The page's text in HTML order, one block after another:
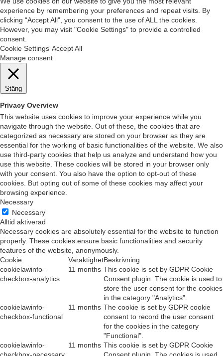
experience by remembering your preferences and repeat visits. By
clicking “Accept All”, you consent to the use of ALL the cookies.
However, you may visit "Cookie Settings" to provide a controlled
consent.
Cookie Settings Accept All
Manage consent
Stäng
Privacy Overview
This website uses cookies to improve your experience while you
navigate through the website. Out of these, the cookies that are
categorized as necessary are stored on your browser as they are
essential for the working of basic functionalities of the website. We also
use third-party cookies that help us analyze and understand how you
use this website. These cookies will be stored in your browser only
with your consent. You also have the option to opt-out of these
cookies. But opting out of some of these cookies may affect your
browsing experience.
Necessary
Necessary
Alltid aktiverad
Necessary cookies are absolutely essential for the website to function
properly. These cookies ensure basic functionalities and security
features of the website, anonymously.
Cookie
VaraktighetBeskrivning
cookielawinfo-
checkbox-analytics
11 months This cookie is set by GDPR Cookie
Consent plugin. The cookie is used to
store the user consent for the cookies
in the category "Analytics".
cookielawinfo-
checkbox-functional
11 months The cookie is set by GDPR cookie
consent to record the user consent
for the cookies in the category
"Functional".
cookielawinfo-
checkbox-necessary
11 months This cookie is set by GDPR Cookie
Consent plugin. The cookies is used